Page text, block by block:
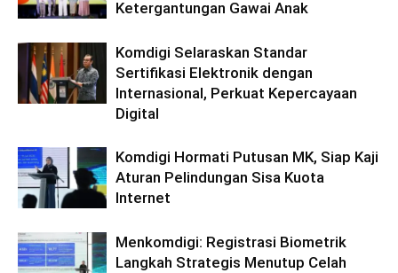
Ketergantungan Gawai Anak
Komdigi Selaraskan Standar
Sertifikasi Elektronik dengan
Internasional, Perkuat Kepercayaan
Digital
Komdigi Hormati Putusan MK, Siap Kaji
Aturan Pelindungan Sisa Kuota
Internet
Menkomdigi: Registrasi Biometrik
Langkah Strategis Menutup Celah